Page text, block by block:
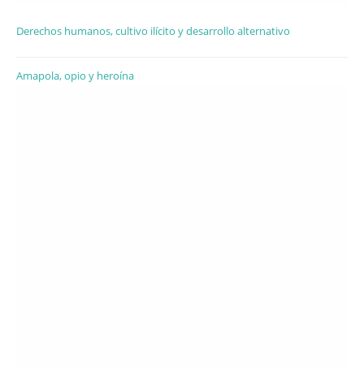
Derechos humanos, cultivo ilícito y desarrollo alternativo
Amapola, opio y heroína